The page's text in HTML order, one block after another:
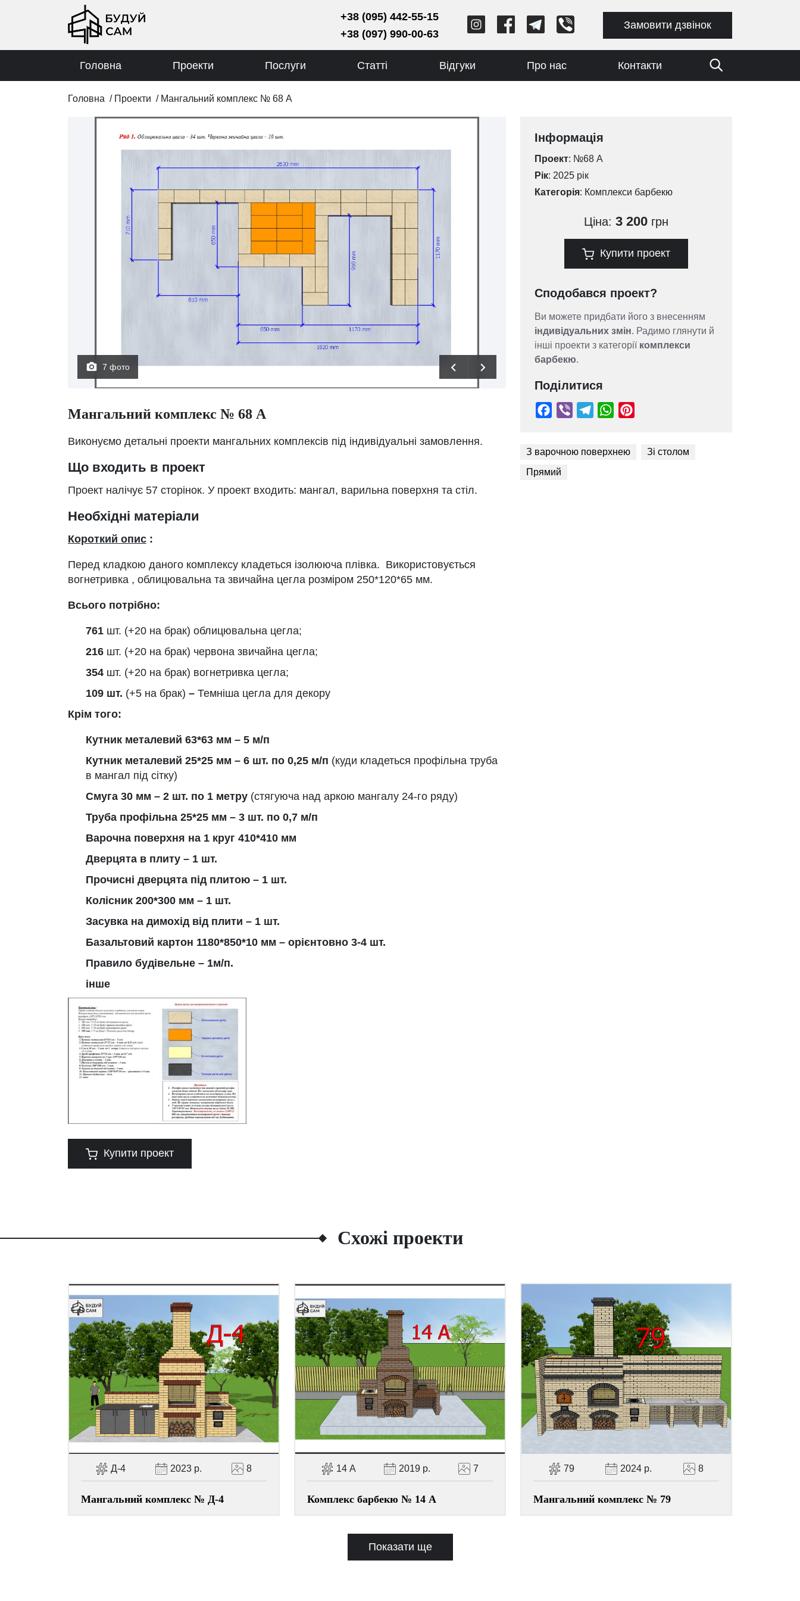
+38 (095) 442-55-15
+38 (097) 990-00-63
Замовити дзвінок
Головна Проекти Послуги Статті Відгуки Про нас Контакти
Головна / Проекти / Мангальний комплекс № 68 А
7 фото
Мангальний комплекс № 68 А
Виконуємо детальні проекти мангальних комплексів під індивідуальні замовлення.
Що входить в проект
Проект налічує 57 сторінок. У проект входить: мангал, варильна поверхня та стіл.
Необхідні матеріали
Короткий опис :
Перед кладкою даного комплексу кладеться ізолююча плівка. Використовується
вогнетривка , облицювальна та звичайна цегла розміром 250*120*65 мм.
Всього потрібно:
761 шт. (+20 на брак) облицювальна цегла;
216 шт. (+20 на брак) червона звичайна цегла;
354 шт. (+20 на брак) вогнетривка цегла;
109 шт. (+5 на брак) – Темніша цегла для декору
Крім того:
Кутник металевий 63*63 мм – 5 м/п
Кутник металевий 25*25 мм – 6 шт. по 0,25 м/п (куди кладеться профільна труба
в мангал під сітку)
Смуга 30 мм – 2 шт. по 1 метру (стягуюча над аркою мангалу 24-го ряду)
Труба профільна 25*25 мм – 3 шт. по 0,7 м/п
Варочна поверхня на 1 круг 410*410 мм
Дверцята в плиту – 1 шт.
Прочисні дверцята під плитою – 1 шт.
Колісник 200*300 мм – 1 шт.
Засувка на димохід від плити – 1 шт.
Базальтовий картон 1180*850*10 мм – орієнтовно 3-4 шт.
Правило будівельне – 1м/п.
інше
Купити проект
Інформація
Проект: №68 А
Рік: 2025 рік
Категорія: Комплекси барбекю
Ціна: 3 200 грн
Купити проект
Сподобався проект?
Ви можете придбати його з внесенням
індивідуальних змін. Радимо глянути й
інші проекти з категорії комплекси
барбекю.
Поділитися
З варочною поверхнею
Зі столом
Прямий
Схожі проекти
Д-4 2023 р. 8
Мангальний комплекс № Д-4
14 А 2019 р. 7
Комплекс барбекю № 14 А
79 2024 р. 8
Мангальний комплекс № 79
Показати ще